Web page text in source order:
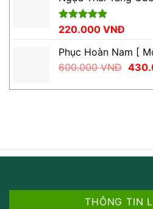
Được xếp
5 sao
220.000 VNĐ
Phục Hoàn Nam [
600.000VNĐ Giá
là:
THÔNG TIN